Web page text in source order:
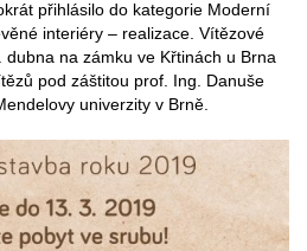
přihlásilo do kategorie Moderní
interiéry – realizace. Vítězové
na zámku ve Křtinách u Brna
pod záštitou prof. Ing. Danuše
univerzity v Brně.